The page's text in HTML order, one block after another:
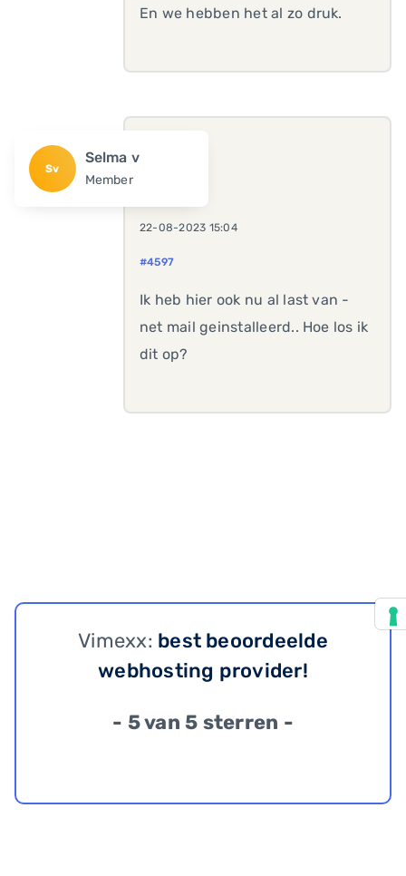
En we hebben het al zo druk.
Sv
Selma v
Member
22-08-2023 15:04
#4597
Ik heb hier ook nu al last van -
net mail geinstalleerd.. Hoe los ik
dit op?
Vimexx: best beoordeelde
webhosting provider!
- 5 van 5 sterren -